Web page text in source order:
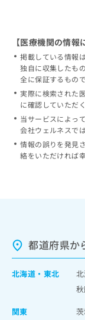
【医療機関の情報
掲載している情報
独自に収集したも
全に保証するもの
実際に検索された
に確認していただ
当サービスによっ
会社ウェルネスで
情報の誤りを発見
絡をいただければ幸
都道府県か
北海道 ・ 東北
関東